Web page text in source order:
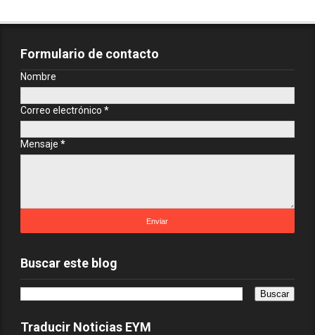
Formulario de contacto
Nombre
Correo electrónico *
Mensaje *
Buscar este blog
Traducir Noticias EYM